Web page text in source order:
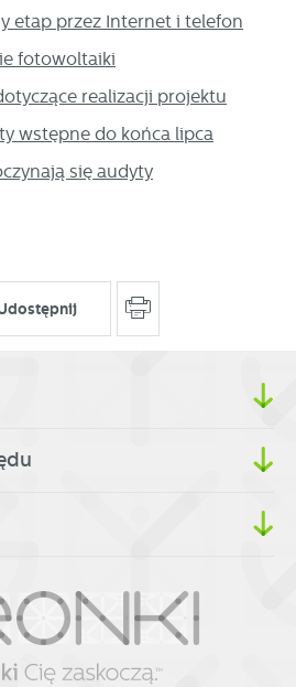
etap przez Internet i telefon
fotowoltaiki
realizacji projektu
wstępne do końca lipca
się audyty